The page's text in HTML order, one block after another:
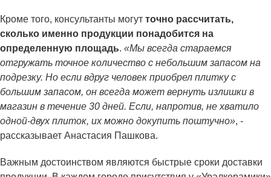
Кроме того, консультанты могут точно рассчитать,
сколько именно продукции понадобится на
определенную площадь. «Мы всегда стараемся
отгружать точное количество с небольшим запасом на
подрезку. Но если вдруг человек приобрел плитку с
большим запасом, он всегда может вернуть излишки в
магазин в течение 30 дней. Если, напротив, не хватило
одной-двух плиток, их можно докупить поштучно», -
рассказывает Анастасия Пашкова.
Важным достоинством являются быстрые сроки доставки